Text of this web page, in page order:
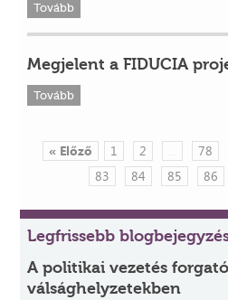
Tovább
Megjelent a FIDUCIA
Tovább
« Előző 1 2 ... 78
83
84 85 86
Legfrissebb
A politikai vezetés
válsághelyzetekben